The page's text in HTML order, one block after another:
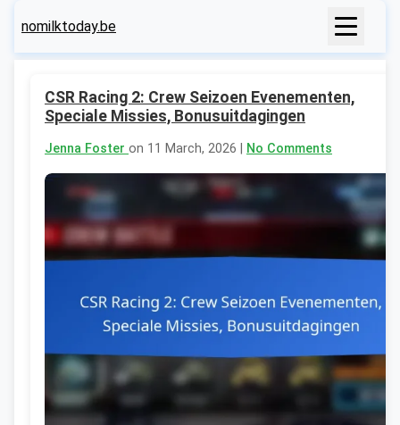
nomilktoday.be
CSR Racing 2: Crew Seizoen Evenementen,
Speciale Missies, Bonusuitdagingen
Jenna Foster on 11 March, 2026 | No Comments